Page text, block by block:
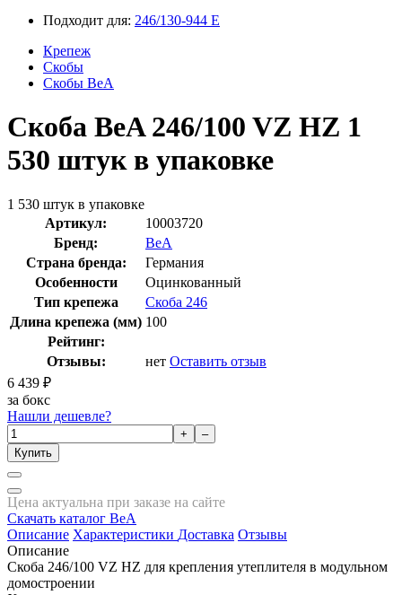
Подходит для: 246/130-944 E
Крепеж
Скобы
Скобы BeA
Скоба BeA 246/100 VZ HZ 1
530 штук в упаковке
1 530 штук в упаковке
Артикул:
10003720
Бренд:
BeA
Страна бренда:
Германия
Особенности
Оцинкованный
Тип крепежа
Скоба 246
Длина крепежа (мм) 100
Рейтинг:
Отзывы:
нет Оставить отзыв
6 439 ₽
за бокс
Нашли дешевле?
+
–
Купить
Цена актуальна при заказе на сайте
Скачать каталог BeA
Описание Характеристики Доставка Отзывы
Описание
Скоба 246/100 VZ HZ для крепления утеплителя в модульном
домостроении